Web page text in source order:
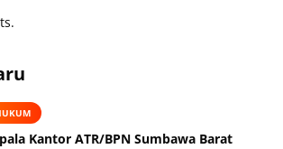
Kantor ATR/BPN Sumbawa Barat